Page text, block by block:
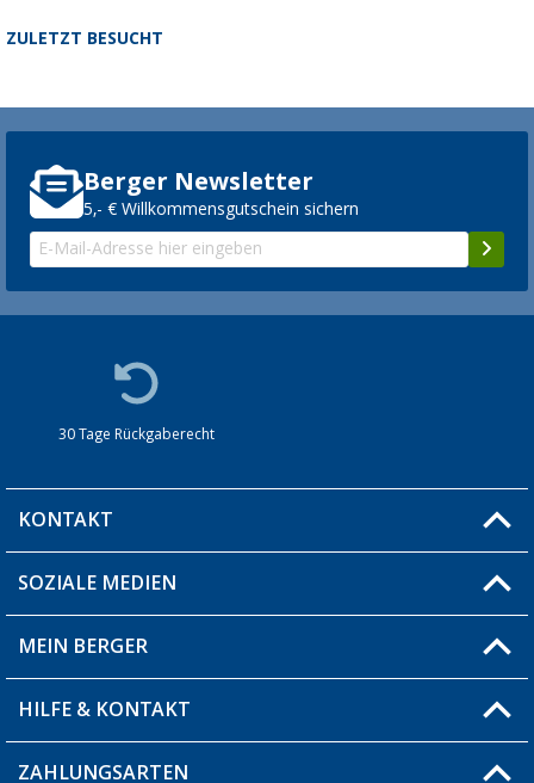
ZULETZT BESUCHT
Berger Newsletter
5,- € Willkommensgutschein sichern
30 Tage Rückgaberecht
KONTAKT
Du hast eine Frage?
Filiale finden
SOZIALE MEDIEN
MEIN BERGER
Blog
Produkttester
HILFE & KONTAKT
Fragen & Antworten / FAQ
ZAHLUNGSARTEN